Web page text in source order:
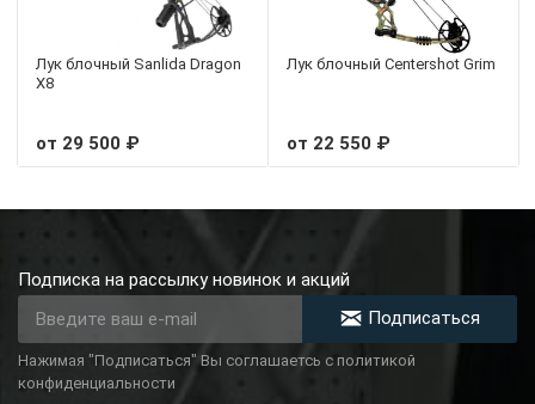
Лук блочный Sanlida Dragon
X8
от 29 500 ₽
Лук блочный Centershot Grim
от 22 550 ₽
Подписка на рассылку новинок и акций
Подписаться
Нажимая "Подписаться" Вы соглашаетсь с политикой
конфиденциальности